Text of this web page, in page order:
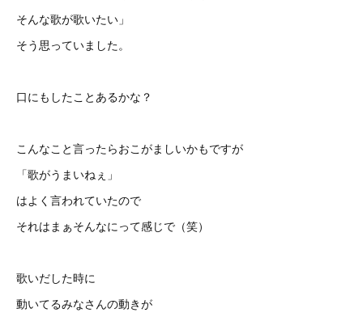
そんな歌が歌いたい」
そう思っていました。
口にもしたことあるかな？
こんなこと言ったらおこがましいかもですが
「歌がうまいねぇ」
はよく言われていたので
それはまぁそんなにって感じで（笑）
歌いだした時に
動いてるみなさんの動きが